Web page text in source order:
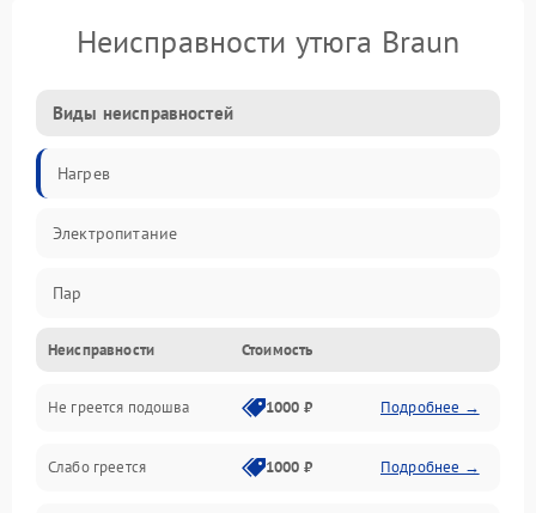
Неисправности утюга Braun
Виды неисправностей
Нагрев
Электропитание
Пар
Герметичность
Неисправности Стоимость
Не греется подошва 1000 ₽ Подробнее →
Слабо греется 1000 ₽ Подробнее →